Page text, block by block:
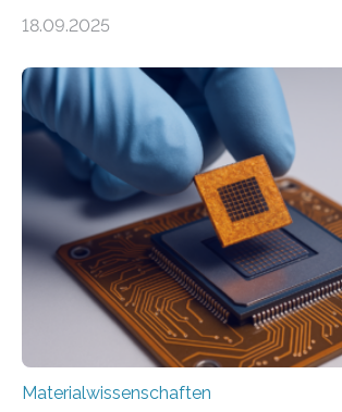
optoelektronischen Geräten
Forschung, die erfolgreich
langwelliges Licht auf die Nanoskala
könnte Fortschritte in der Terahertz-
optoelektronischen Geräten
Vanderbilt und dem Fritz-Haber-Institut
Professor für Maschinenbau und
interdisziplinären
Materialwissenschaften an der
und Alexander Paarmann vom Fritz-
leiteten ein internationales
18.09.2025
Materialwissenschaften